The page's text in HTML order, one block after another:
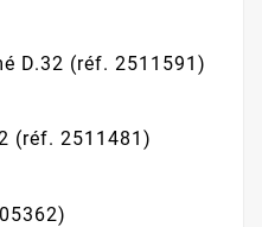
D.32 (réf. 2511591)
(réf. 2511481)